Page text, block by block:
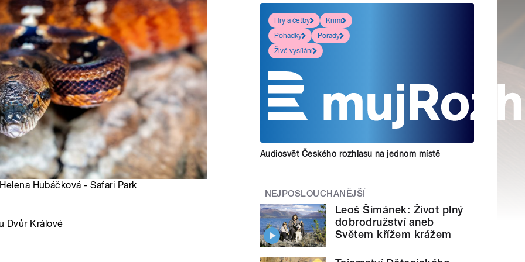
Hubáčková - Safari Park
Dvůr Králové
Hry a četby
Krimi
Pohádky
Pořady
Živé vysílání
Audiosvět Českého rozhlasu na jednom místě
NEJPOSLOUCHANĚJŠÍ
Leoš Šimánek: Život plný
dobrodružství aneb
Světem křížem krážem